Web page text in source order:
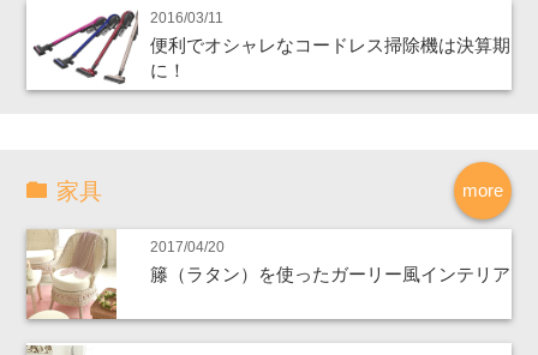
2016/03/11
便利でオシャレなコードレス掃除機は決算期
に！
more
家具
2017/04/20
籐（ラタン）を使ったガーリー風インテリア